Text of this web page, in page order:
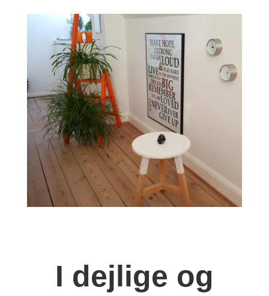
I dejlige og